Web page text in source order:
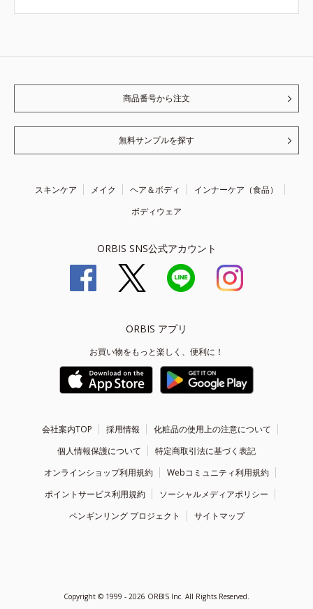
商品番号から注文
無料サンプルを探す
スキンケア メイク ヘア＆ボディ
インナーケア（食品）
ボディウェア
ORBIS SNS公式アカウント
ORBIS アプリ
お買い物をもっと楽しく、便利に！
会社案内TOP 採用情報
化粧品の使用上の注意について
個人情報保護について
特定商取引法に基づく表記
オンラインショップ利用規約
Webコミュニティ利用規約
ポイントサービス利用規約
ソーシャルメディアポリシー
ペンギンリング プロジェクト
サイトマップ
Copyright © 1999 - 2026 ORBIS Inc. All Rights Reserved.